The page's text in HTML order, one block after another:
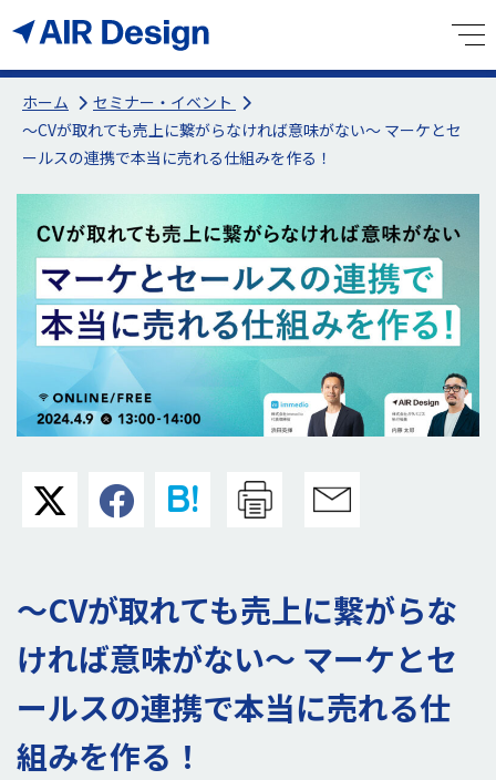
ホーム
セミナー・イベント
〜CVが取れても売上に繋がらなければ意味がない〜 マーケとセ
ールスの連携で本当に売れる仕組みを作る！
〜CVが取れても売上に繋がらな
ければ意味がない〜 マーケとセ
ールスの連携で本当に売れる仕
組みを作る！